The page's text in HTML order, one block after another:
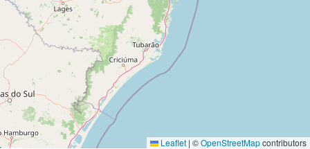
Leaflet | ©OpenStreetMapcontributors